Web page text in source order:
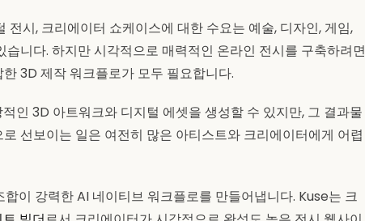
전시, 크리에이터 쇼케이스에 대한 수요는 예술, 디자인, 게임,
니다. 하지만 시각적으로 매력적인 온라인 전시를 구축하려면
3D 제작 워크플로가 모두 필요합니다.
인 3D 아트워크와 디지털 에셋을 생성할 수 있지만, 그 결과물
선보이는 일은 여전히 많은 아티스트와 크리에이터에게 어렵
합이 강력한 AI 네이티브 워크플로를 만들어냅니다. Kuse는 크